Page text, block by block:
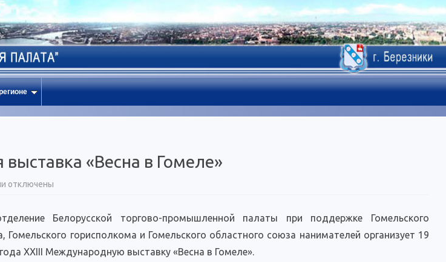
«Весна в Гомеле»
к
выставка
«Весна
в
отключены
Белорусской торгово-промышленной палаты при поддержке Гомельского
Гомельского горисполкома и Гомельского областного союза нанимателей организует 19
XXIII Международную выставку «Весна в Гомеле».